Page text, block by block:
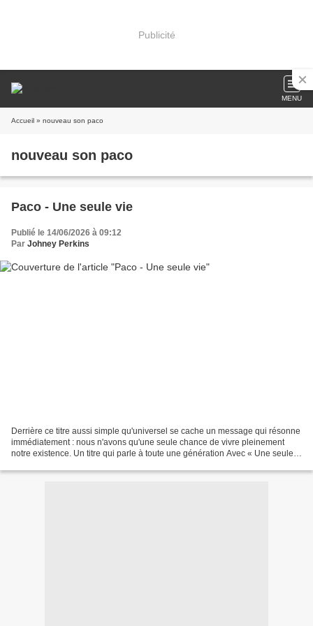
Publicité
MENU
Accueil » nouveau son paco
nouveau son paco
Paco - Une seule vie
Publié le 14/06/2026 à 09:12
Par Johney Perkins
Derrière ce titre aussi simple qu'universel se cache un message qui résonne
immédiatement : nous n'avons qu'une seule chance de vivre pleinement
notre existence. Un titre qui parle à toute une génération Avec « Une seule